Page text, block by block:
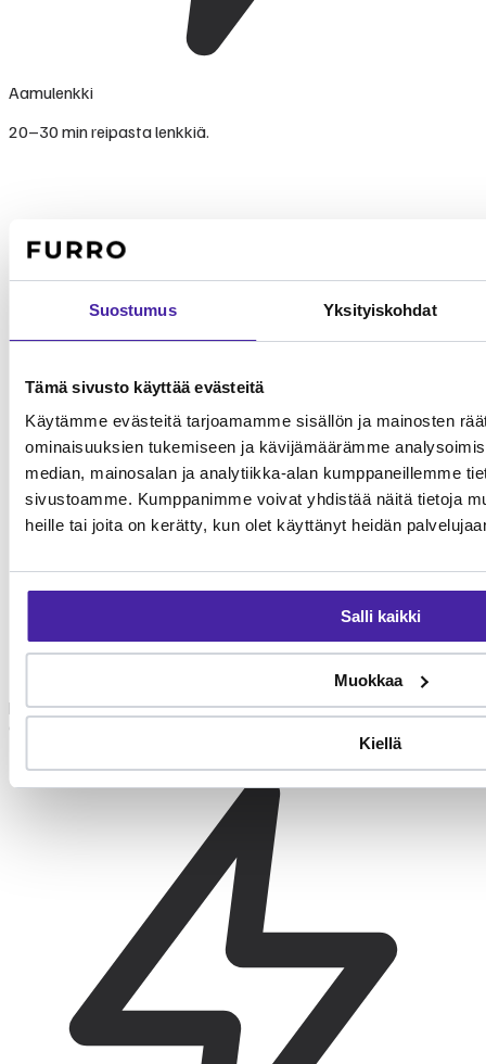
Suostumus Yksityiskohdat
Tämä sivusto käyttää evästeitä
Käytämme evästeitä tarjoamamme sisällön ja mainosten
ominaisuuksien tukemiseen ja kävijämäärämme
median, mainosalan ja analytiikka-alan kumppaneillemme
sivustoamme. Kumppanimme voivat yhdistää näitä tietoja
heille tai joita on kerätty, kun olet käyttänyt heidän
Salli kaikki
Muokkaa
Kiellä
Aamulenkki
20–30 min reipasta lenkkiä.
Turkinhoito
Harjaus 2-3 kertaa viikossa, korvien tarkistus. Tervettä korvaa ei
puhdisteta rutiininomaisesti, vaan vain tarvittaessa eläinlääkärin
ohjeella.